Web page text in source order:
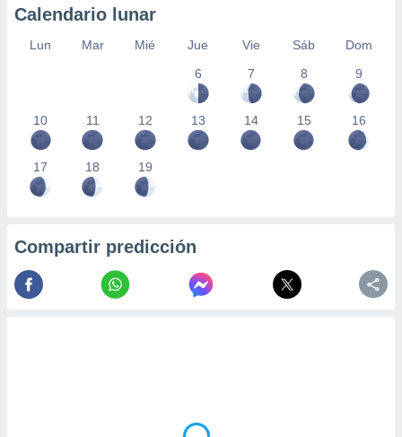
Calendario lunar
Lun Mar Mié Jue Vie Sáb
Dom
6
7 8 9
10 11 12 13 14 15 16
17 18 19
Compartir predicción